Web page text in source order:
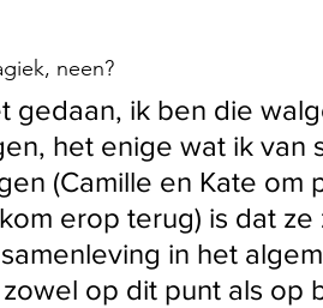
neen?
gedaan, ik ben die
het enige wat ik van
(Camille en Kate om
erop terug) is dat ze
in het
op dit punt als op